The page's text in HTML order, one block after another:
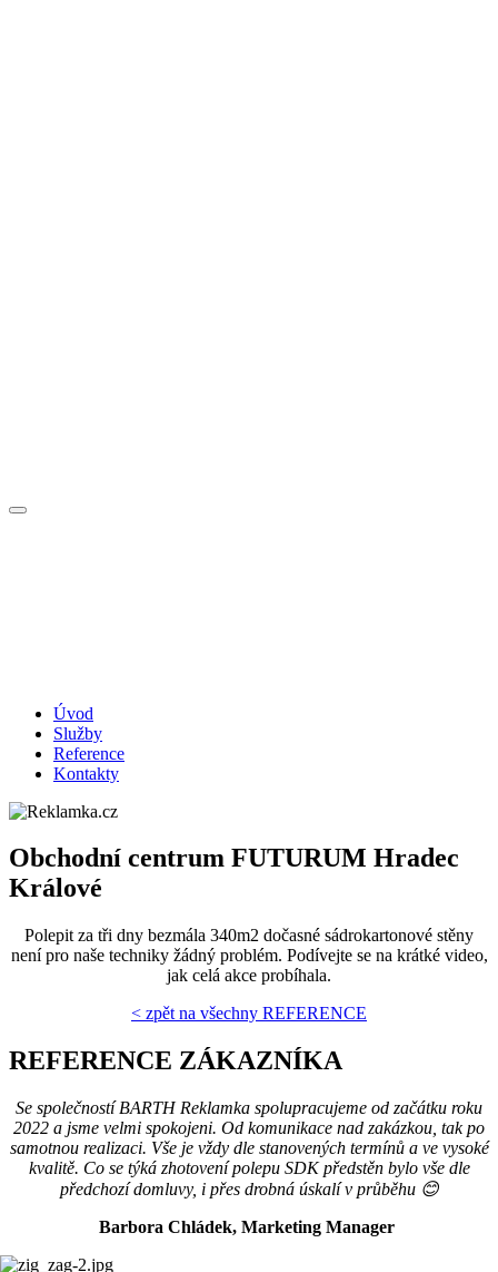
Úvod
Služby
Reference
Kontakty
Obchodní centrum FUTURUM Hradec
Králové
Polepit za tři dny bezmála 340m2 dočasné sádrokartonové stěny
není pro naše techniky žádný problém. Podívejte se na krátké video,
jak celá akce probíhala.
< zpět na všechny REFERENCE
REFERENCE ZÁKAZNÍKA
Se společností BARTH Reklamka spolupracujeme od začátku roku
2022 a jsme velmi spokojeni. Od komunikace nad zakázkou, tak po
samotnou realizaci. Vše je vždy dle stanovených termínů a ve vysoké
kvalitě. Co se týká zhotovení polepu SDK předstěn bylo vše dle
předchozí domluvy, i přes drobná úskalí v průběhu 😊
Barbora Chládek, Marketing Manager